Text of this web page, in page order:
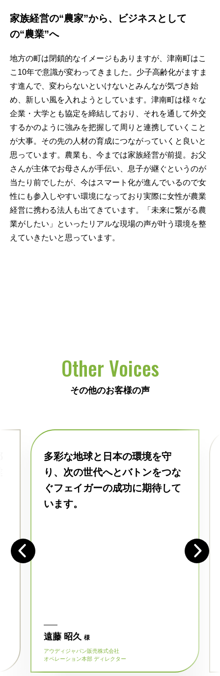
家族経営の“農家”から、ビジネスとして
の“農業”へ
地方の町は閉鎖的なイメージもありますが、津南町はこ
こ10年で意識が変わってきました。少子高齢化がますま
す進んで、変わらないといけないとみんなが気づき始
め、新しい風を入れようとしています。津南町は様々な
企業・大学とも協定を締結しており、それを通して外交
するかのように強みを把握して周りと連携していくこと
が大事。その先の人材の育成につながっていくと良いと
思っています。農業も、今までは家族経営が前提。お父
さんが主体でお母さんが手伝い、息子が継ぐというのが
当たり前でしたが、今はスマート化が進んでいるので女
性にも参入しやすい環境になっており実際に女性が農業
経営に携わる法人も出てきています。「未来に繋がる農
業がしたい」といったリアルな現場の声が叶う環境を整
えていきたいと思っています。
Other Voices
その他のお客様の声
多彩な地球と日本の環境を守
り、次の世代へとバトンをつな
ぐフェイガーの成功に期待して
います。
遠藤 昭久 様
アウディジャパン販売株式会社
オペレーション本部 ディレクター